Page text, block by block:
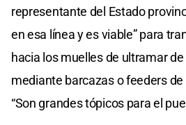
representante del Estado
en esa línea y es viable” para
hacia los muelles de ultramar
mediante barcazas o feeders
“Son grandes tópicos para el